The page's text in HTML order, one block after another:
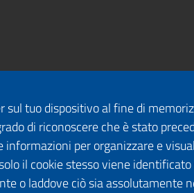
tuo dispositivo al fine di
di riconoscere che è stato
per organizzare e
il cookie stesso viene
o laddove ciò sia assolutamente